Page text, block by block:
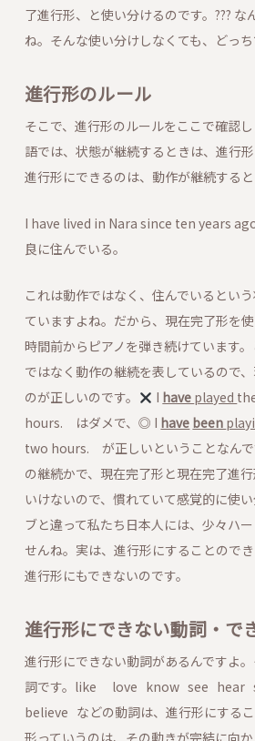
了進行形、と使い分けるのです。??? な
ね。そんな使い分けしなくても、どっ
進行形のルール
そこで、進行形のルールをここで確認
語では、状態が継続するときは、進行形
進行形にできるのは、動作が継続すると
I have lived in Nara since ten years
良に住んでいる。
これは動作ではなく、住んでいるとい
ていますよね。だから、現在完了形を
時間前からピアノを弾き続けています
ではなく動作の継続を表しているので
のが正しいのです。
I have played
hours. はダメで、◎ I have been
two hours. が正しいということなんで
の継続かで、現在完了形と現在完了進
いけないので、慣れていて感覚的に使
ブと違って私たち日本人には、少々ハ
せんね。実は、進行形にすることので
進行形にもできないのです。
進行形にできない動詞・で
進行形にできない動詞があるんですよ
詞です。like love know see
believe などの動詞は、進行形にする